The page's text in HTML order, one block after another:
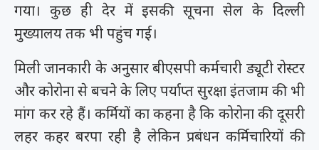
गया। कुछ ही देर में इसकी सूचना सेल के दिल्ली
मुख्यालय तक भी पहुंच गई।
मिली जानकारी के अनुसार बीएसपी कर्मचारी ड्यूटी रोस्टर
और कोरोना से बचने के लिए पर्याप्त सुरक्षा इंतजाम की भी
मांग कर रहे हैं। कर्मियों का कहना है कि कोरोना की दूसरी
लहर कहर बरपा रही है लेकिन प्रबंधन कर्मिचारियों की